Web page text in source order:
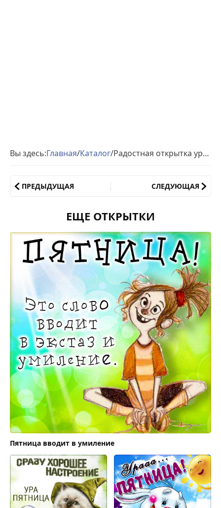
Вы здесь:Главная/Каталог/ Радостная открытка ура пятница
ПРЕДЫДУЩАЯ СЛЕДУЮЩАЯ
ЕЩЕ ОТКРЫТКИ
Пятница вводит в умиление